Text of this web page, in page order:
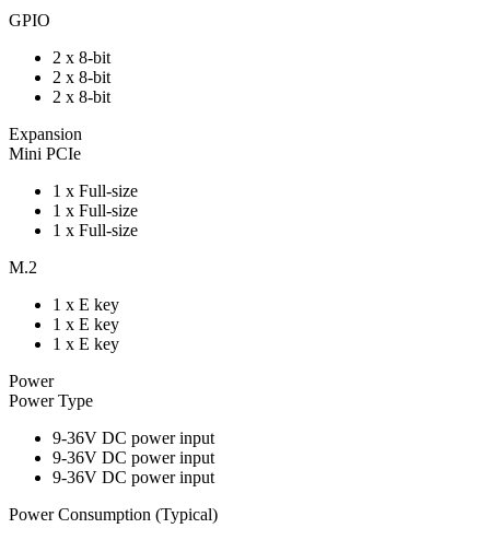
GPIO
2 x 8-bit
2 x 8-bit
2 x 8-bit
Expansion
Mini PCIe
1 x Full-size
1 x Full-size
1 x Full-size
M.2
1 x E key
1 x E key
1 x E key
Power
Power Type
9-36V DC power input
9-36V DC power input
9-36V DC power input
Power Consumption (Typical)